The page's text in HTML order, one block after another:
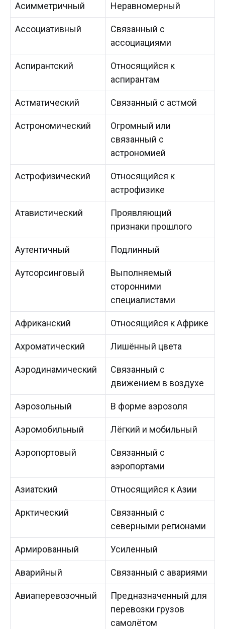
Асимметричный Неравномерный
Ассоциативный
Связанный с
ассоциациями
Аспирантский
Относящийся к
аспирантам
Астматический Связанный с астмой
Астрономический
Огромный или
связанный с
астрономией
Астрофизический
Относящийся к
астрофизике
Атавистический
Проявляющий
признаки прошлого
Аутентичный Подлинный
Аутсорсинговый
Выполняемый
сторонними
специалистами
Африканский Относящийся к Африке
Ахроматический Лишённый цвета
Аэродинамический
Связанный с
движением в воздухе
Аэрозольный В форме аэрозоля
Аэромобильный Лёгкий и мобильный
Аэропортовый
Связанный с
аэропортами
Азиатский Относящийся к Азии
Арктический
Связанный с
северными регионами
Армированный Усиленный
Аварийный Связанный с авариями
Авиаперевозочный
Предназначенный для
перевозки грузов
самолётом